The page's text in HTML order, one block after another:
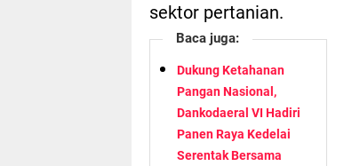
sektor pertanian.
Baca juga:
Dukung Ketahanan
Pangan Nasional,
Dankodaeral VI Hadiri
Panen Raya Kedelai
Serentak Bersama